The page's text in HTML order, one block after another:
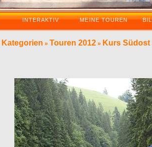
INTERAKTIV MEINE TOUREN
Kategorien » Touren 2012 » Kurs Südost